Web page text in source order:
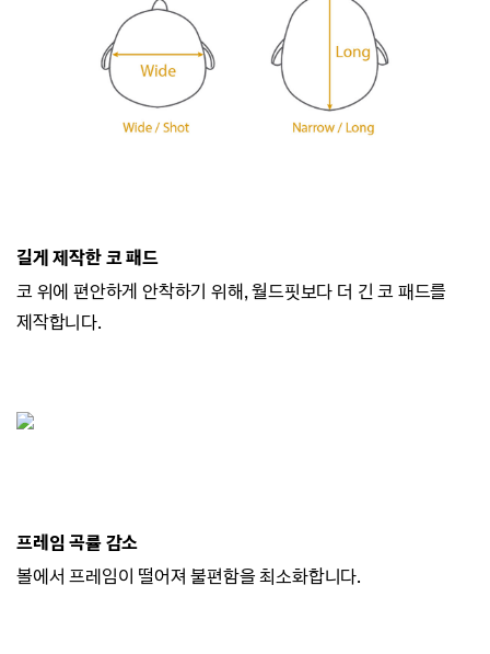
길게 제작한 코 패드
코 위에 편안하게 안착하기 위해, 월드핏보다 더 긴 코 패드를
제작합니다.
프레임 곡률 감소
볼에서 프레임이 떨어져 불편함을 최소화합니다.